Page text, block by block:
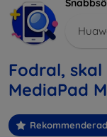
Fodral,
MediaPad